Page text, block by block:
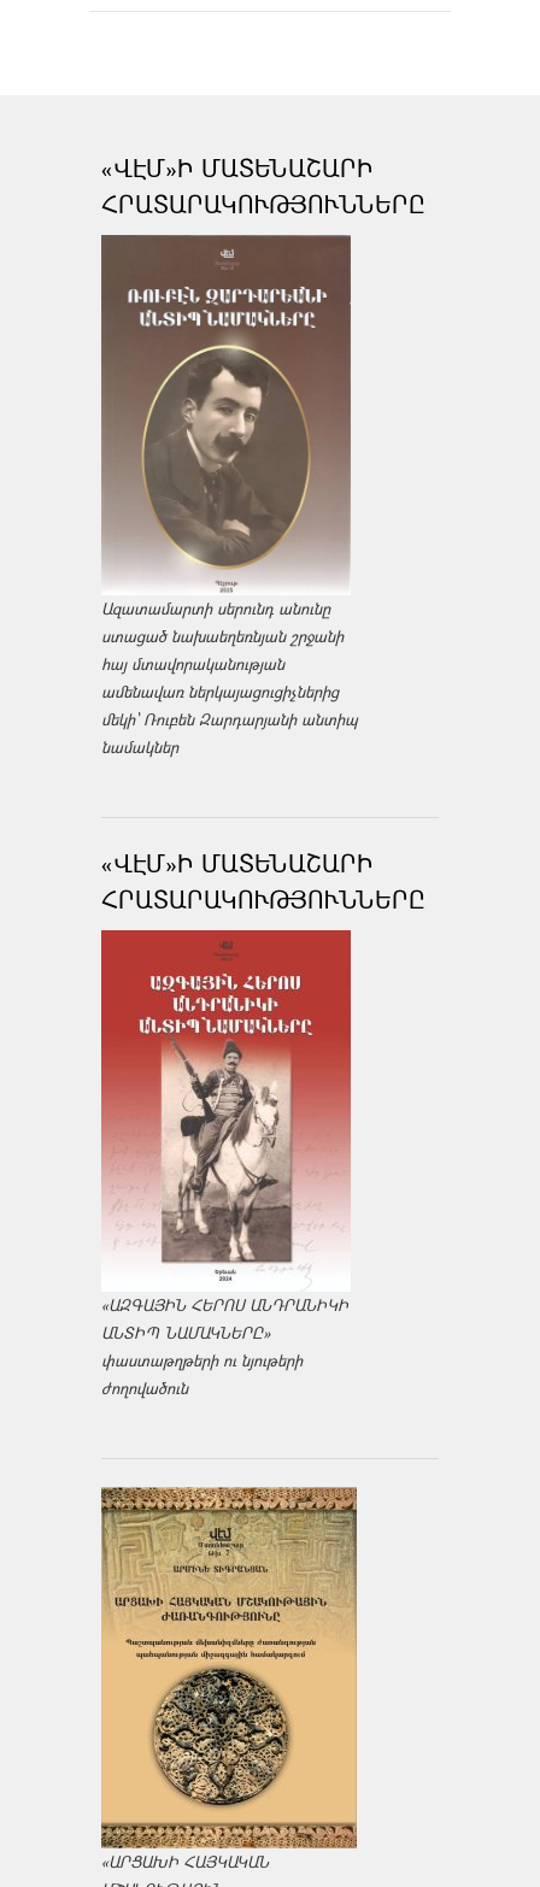
«ՎԷՄ»Ի ՄԱՏԵՆԱՇԱՐԻ
ՀՐԱՏԱՐԱԿՈՒԹՅՈՒՆՆԵՐԸ
Ազատամարտի սերունդ անունը
ստացած նախաեղեռնյան շրջանի
հայ մտավորականության
ամենավառ ներկայացուցիչներից
մեկի՝ Ռուբեն Զարդարյանի անտիպ
նամակներ
«ՎԷՄ»Ի ՄԱՏԵՆԱՇԱՐԻ
ՀՐԱՏԱՐԱԿՈՒԹՅՈՒՆՆԵՐԸ
«ԱԶԳԱՅԻՆ ՀԵՐՈՍ ԱՆԴՐԱՆԻԿԻ
ԱՆՏԻՊ ՆԱՄԱԿՆԵՐԸ»
փաստաթղթերի ու նյութերի
ժողովածուն
«ԱՐՑԱԽԻ ՀԱՅԿԱԿԱՆ